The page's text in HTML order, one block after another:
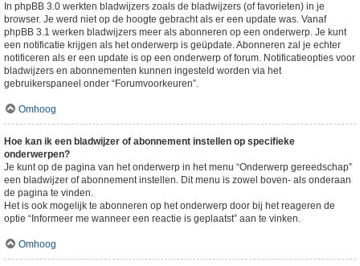
In phpBB 3.0 werkten bladwijzers zoals de bladwijzers (of favorieten) in je
browser. Je werd niet op de hoogte gebracht als er een update was. Vanaf
phpBB 3.1 werken bladwijzers meer als abonneren op een onderwerp. Je kunt
een notificatie krijgen als het onderwerp is geüpdate. Abonneren zal je echter
notificeren als er een update is op een onderwerp of forum. Notificatieopties voor
bladwijzers en abonnementen kunnen ingesteld worden via het
gebruikerspaneel onder “Forumvoorkeuren”.
Omhoog
Hoe kan ik een bladwijzer of abonnement instellen op specifieke
onderwerpen?
Je kunt op de pagina van het onderwerp in het menu “Onderwerp gereedschap”
een bladwijzer of abonnement instellen. Dit menu is zowel boven- als onderaan
de pagina te vinden.
Het is ook mogelijk te abonneren op het onderwerp door bij het reageren de
optie “Informeer me wanneer een reactie is geplaatst” aan te vinken.
Omhoog